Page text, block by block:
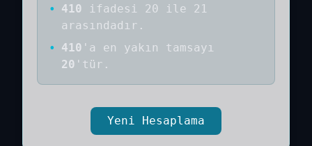
•
410
ifadesi 20 ile 21
arasındadır.
•
410 'a en yakın tamsayı
20 'tür.
Yeni Hesaplama